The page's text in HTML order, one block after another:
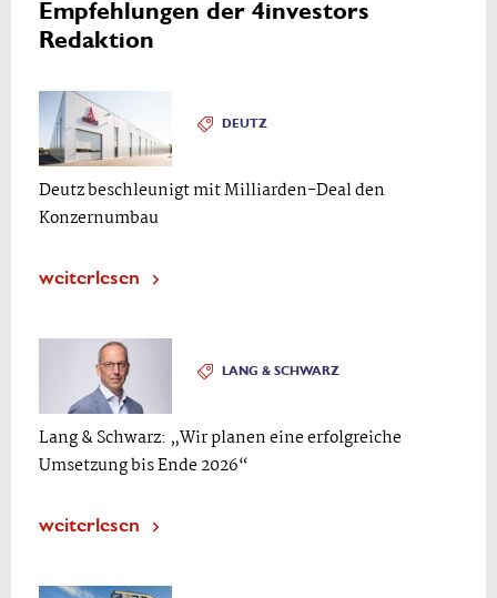
Empfehlungen der 4investors
Redaktion
DEUTZ
Deutz beschleunigt mit Milliarden-Deal den
Konzernumbau
weiterlesen
LANG & SCHWARZ
Lang & Schwarz: „Wir planen eine erfolgreiche
Umsetzung bis Ende 2026“
weiterlesen